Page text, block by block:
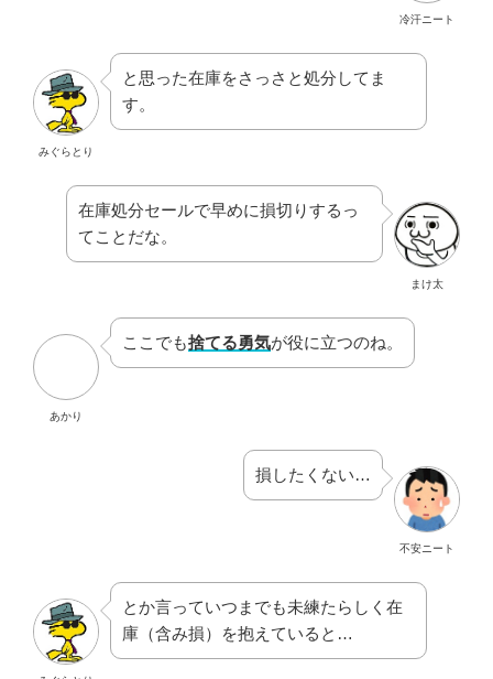
冷汗ニート
みぐらとり
と思った在庫をさっさと処分してま
す。
まけ太
在庫処分セールで早めに損切りするっ
てことだな。
あかり
ここでも捨てる勇気が役に立つのね。
不安ニート
損したくない…
とか言っていつまでも未練たらしく在
庫（含み損）を抱えていると…